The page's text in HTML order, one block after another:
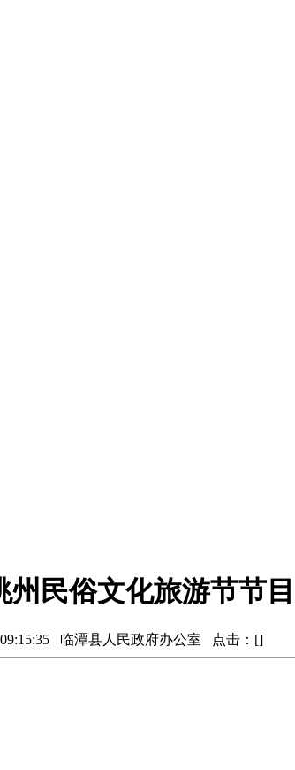
民俗文化旅游节节目
09:15:35 临潭县人民政府办公室 点击：[]